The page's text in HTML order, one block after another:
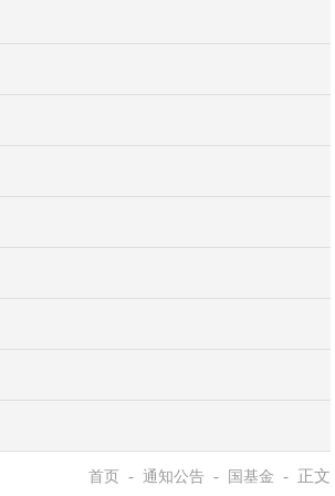
首页 - 通知公告 - 国基金 - 正文